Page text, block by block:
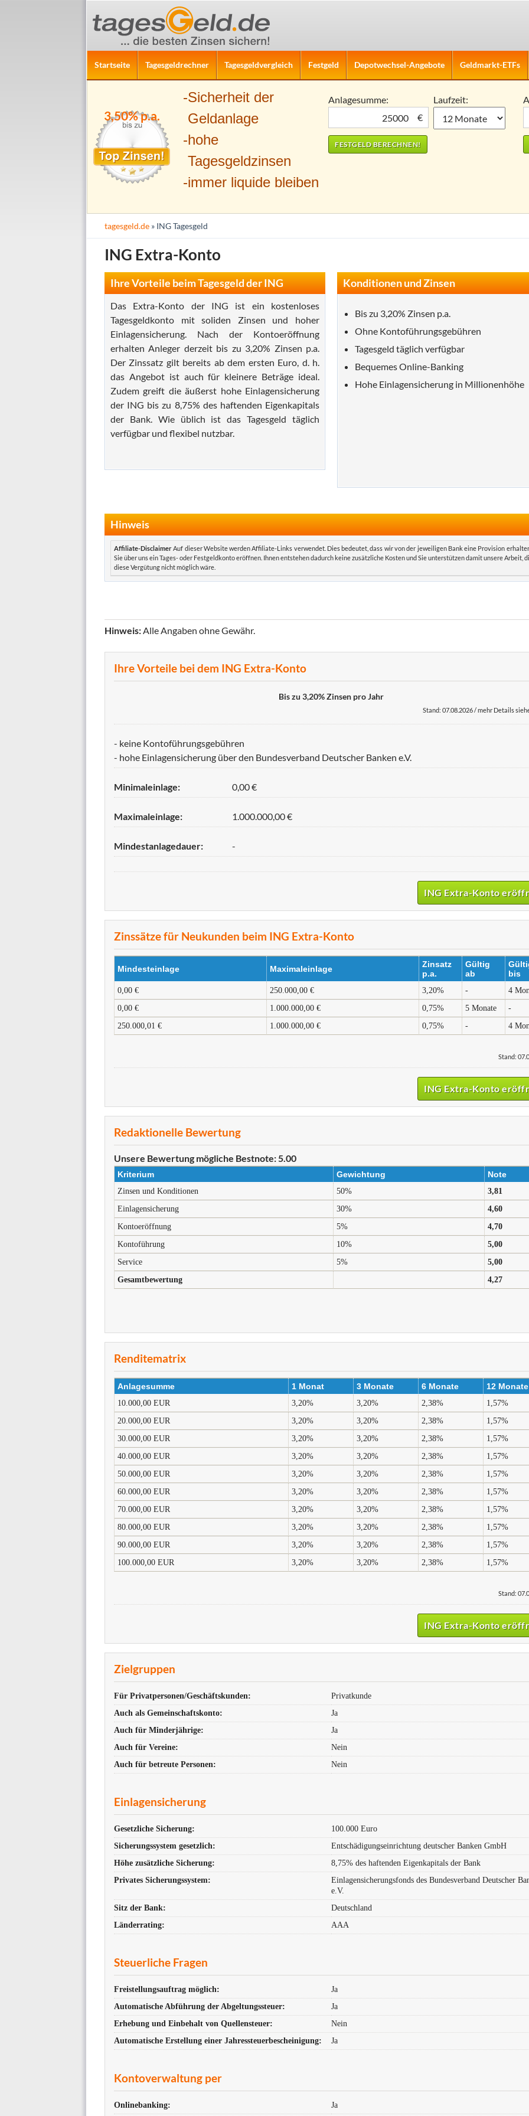
Startseite Tagesgeldrechner Tagesgeldvergleich Festgeld Depotwechsel-Angebote Geldmarkt-ETFs
3,50% p.a.
Sicherheit der
Geldanlage
hohe
Tagesgeldzinsen
immer liquide bleiben
Anlagesumme:
€
Laufzeit:
tagesgeld.de » ING Tagesgeld
ING Extra-Konto
Ihre Vorteile beim Tagesgeld der ING
Das Extra-Konto der ING ist ein kostenloses
Tagesgeldkonto mit soliden Zinsen und hoher
Einlagensicherung. Nach der Kontoeröffnung
erhalten Anleger derzeit bis zu 3,20% Zinsen p.a.
Der Zinssatz gilt bereits ab dem ersten Euro, d. h.
das Angebot ist auch für kleinere Beträge ideal.
Zudem greift die äußerst hohe Einlagensicherung
der ING bis zu 8,75% des haftenden Eigenkapitals
der Bank. Wie üblich ist das Tagesgeld täglich
verfügbar und flexibel nutzbar.
Konditionen und Zinsen
Bis zu 3,20% Zinsen p.a.
Ohne Kontoführungsgebühren
Tagesgeld täglich verfügbar
Bequemes Online-Banking
Hohe Einlagensicherung in Millionenhöhe
Hinweis
Affiliate-DisclaimerAuf dieser Website werden Affiliate-Links verwendet. Dies bedeutet, dass wir von der jeweiligen Bank eine Provision
Sie über uns ein Tages- oder Festgeldkonto eröffnen. Ihnen entstehen dadurch keine zusätzliche Kosten und Sie unterstützen damit unsere Arbeit,
diese Vergütung nicht möglich wäre.
Hinweis: Alle Angaben ohne Gewähr.
Ihre Vorteile bei dem ING Extra-Konto
Bis zu 3,20% Zinsen pro Jahr
Stand: 07.08.2026 / mehr Details
- keine Kontoführungsgebühren
- hohe Einlagensicherung über den Bundesverband Deutscher Banken e.V.
Minimaleinlage: 0,00 €
Maximaleinlage: 1.000.000,00 €
Mindestanlagedauer: -
ING Extra-Konto
Zinssätze für Neukunden beim ING Extra-Konto
Mindesteinlage Maximaleinlage
Zinsatz
p.a.
Gültig
ab
bis
0,00 € 250.000,00 € 3,20% -
4
0,00 €
1.000.000,00 € 0,75% 5 Monate
-
250.000,01 €
1.000.000,00 € 0,75% - 4
Stand:
ING Extra-Konto
Redaktionelle Bewertung
Unsere Bewertung mögliche Bestnote: 5.00
Kriterium Gewichtung Note
Zinsen und Konditionen 50%
3,81
Einlagensicherung
30%
4,60
Kontoeröffnung
5%
4,70
Kontoführung
10%
5,00
Service
5%
5,00
Gesamtbewertung
4,27
Renditematrix
Anlagesumme 1 Monat 3 Monate 6 Monate 12 Monate
10.000,00 EUR 3,20% 3,20% 2,38%
1,57%
20.000,00 EUR
3,20% 3,20% 2,38%
1,57%
30.000,00 EUR
3,20% 3,20% 2,38%
1,57%
40.000,00 EUR
3,20% 3,20% 2,38%
1,57%
50.000,00 EUR
3,20% 3,20% 2,38%
1,57%
60.000,00 EUR
3,20% 3,20% 2,38%
1,57%
70.000,00 EUR
3,20% 3,20% 2,38%
1,57%
80.000,00 EUR
3,20% 3,20% 2,38%
1,57%
90.000,00 EUR
3,20% 3,20% 2,38%
1,57%
100.000,00 EUR
3,20% 3,20% 2,38% 1,57%
Stand:
ING Extra-Konto
Zielgruppen
Für Privatpersonen/Geschäftskunden:
Privatkunde
Auch als Gemeinschaftskonto:
Ja
Auch für Minderjährige:
Ja
Auch für Vereine:
Nein
Auch für betreute Personen:
Nein
Einlagensicherung
Gesetzliche Sicherung:
100.000 Euro
Sicherungssystem gesetzlich:
Entschädigungseinrichtung deutscher Banken GmbH
Höhe zusätzliche Sicherung:
8,75% des haftenden Eigenkapitals der Bank
Privates Sicherungssystem:
Einlagensicherungsfonds des Bundesverband Deutscher
e.V.
Sitz der Bank:
Deutschland
Länderrating:
AAA
Steuerliche Fragen
Freistellungsauftrag möglich:
Ja
Automatische Abführung der Abgeltungssteuer:
Ja
Erhebung und Einbehalt von Quellensteuer:
Nein
Automatische Erstellung einer Jahres­steuer­bescheinigung:
Ja
Kontoverwaltung per
Onlinebanking: Ja